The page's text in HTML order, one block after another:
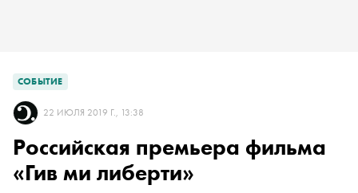
СОБЫТИЕ
22 ИЮЛЯ 2019 Г., 13:38
Российская премьера фильма
«Гив ми либерти»